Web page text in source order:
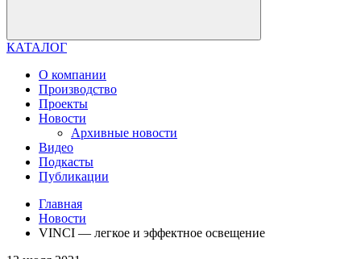
КАТАЛОГ
О компании
Производство
Проекты
Новости
Архивные новости
Видео
Подкасты
Публикации
Главная
Новости
VINCI — легкое и эффектное освещение